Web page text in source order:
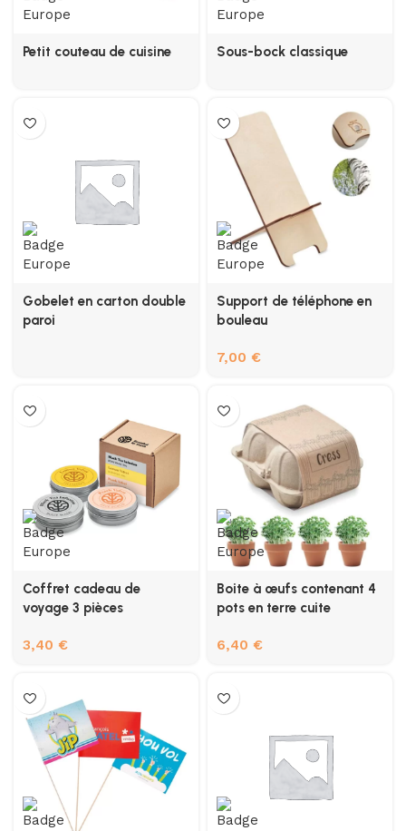
Petit couteau de cuisine Sous-bock classique
Gobelet en carton double
paroi
Support de téléphone en
bouleau
7,00 €
Coffret cadeau de
voyage 3 pièces
3,40 €
Boite à œufs contenant 4
pots en terre cuite
6,40 €